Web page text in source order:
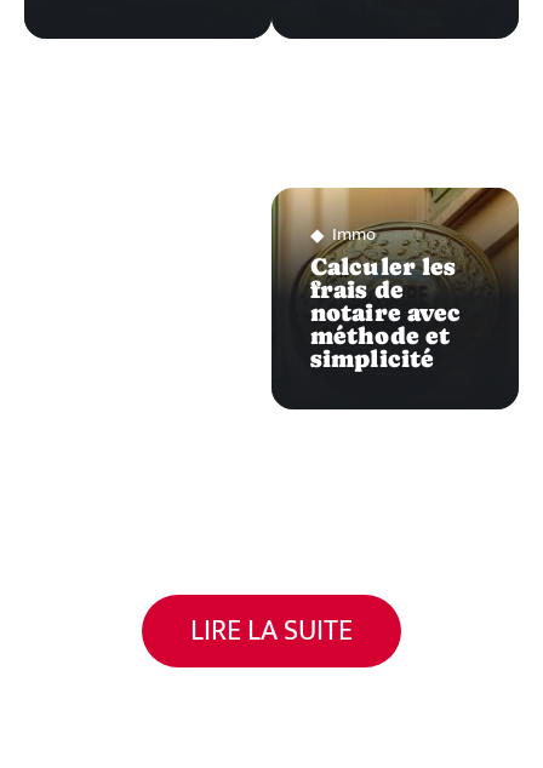
Immo
Calculer les
frais de
notaire avec
méthode et
simplicité
LIRE LA SUITE